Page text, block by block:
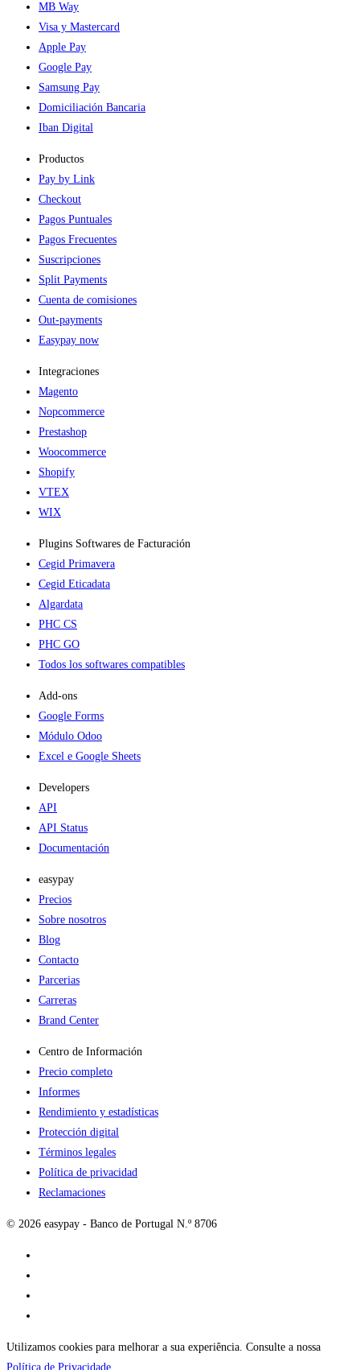
MB Way
Visa y Mastercard
Apple Pay
Google Pay
Samsung Pay
Domiciliación Bancaria
Iban Digital
Productos
Pay by Link
Checkout
Pagos Puntuales
Pagos Frecuentes
Suscripciones
Split Payments
Cuenta de comisiones
Out-payments
Easypay now
Integraciones
Magento
Nopcommerce
Prestashop
Woocommerce
Shopify
VTEX
WIX
Plugins Softwares de Facturación
Cegid Primavera
Cegid Eticadata
Algardata
PHC CS
PHC GO
Todos los softwares compatibles
Add-ons​
Google Forms
Módulo Odoo
Excel e Google Sheets
Developers
API
API Status
Documentación
easypay
Precios
Sobre nosotros
Blog
Contacto
Parcerias
Carreras
Brand Center
Centro de Información
Precio completo
Informes
Rendimiento y estadísticas
Protección digital
Términos legales
Política de privacidad
Reclamaciones
© 2026 easypay - Banco de Portugal N.º 8706
Utilizamos cookies para melhorar a sua experiência. Consulte a nossa
Política de Privacidade